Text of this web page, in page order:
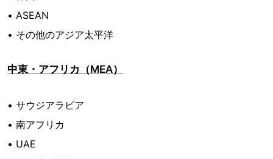
• ASEAN
• その他のアジア太平洋
中東・アフリカ（MEA）
• サウジアラビア
• 南アフリカ
• UAE